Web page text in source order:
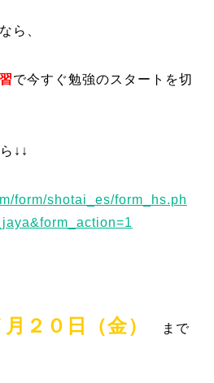
ら、
で今すぐ勉強のスタートを切
↓↓
form/shotai_es/form_hs.ph
月２０日（金）
まで